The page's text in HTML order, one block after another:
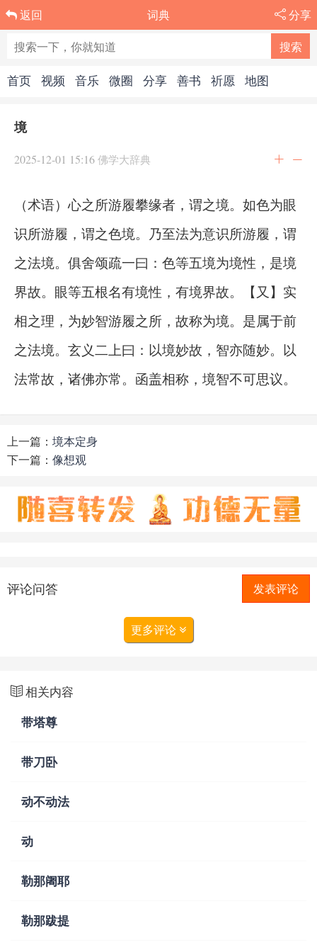
返回 词典 分享
首页 视频 音乐 微圈 分享 善书 祈愿 地图
境
2025-12-01 15:16 佛学大辞典
（术语）心之所游履攀缘者，谓之境。如色为眼
识所游履，谓之色境。乃至法为意识所游履，谓
之法境。俱舍颂疏一曰：色等五境为境性，是境
界故。眼等五根名有境性，有境界故。【又】实
相之理，为妙智游履之所，故称为境。是属于前
之法境。玄义二上曰：以境妙故，智亦随妙。以
法常故，诸佛亦常。函盖相称，境智不可思议。
上一篇： 境本定身
下一篇： 像想观
评论问答 发表评论
更多评论
相关内容
带塔尊
带刀卧
动不动法
动
勒那阇耶
勒那跋提